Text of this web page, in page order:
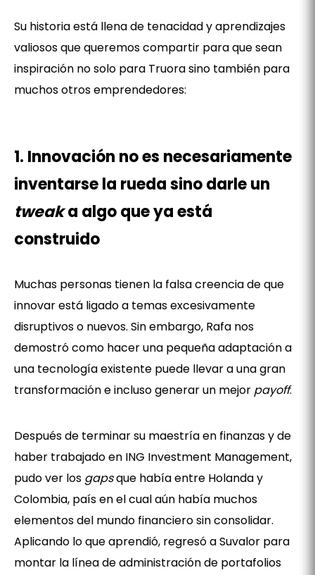
Su historia está llena de tenacidad y aprendizajes
valiosos que queremos compartir para que sean
inspiración no solo para Truora sino también para
muchos otros emprendedores:
1. Innovación no es necesariamente
inventarse la rueda sino darle un
tweaka algo que ya está
construido
Muchas personas tienen la falsa creencia de que
innovar está ligado a temas excesivamente
disruptivos o nuevos. Sin embargo, Rafa nos
demostró como hacer una pequeña adaptación a
una tecnología existente puede llevar a una gran
transformación e incluso generar un mejor payoff.
Después de terminar su maestría en finanzas y de
haber trabajado en ING Investment Management,
pudo ver los gapsque había entre Holanda y
Colombia, país en el cual aún había muchos
elementos del mundo financiero sin consolidar.
Aplicando lo que aprendió, regresó a Suvalor para
montar la línea de administración de portafolios